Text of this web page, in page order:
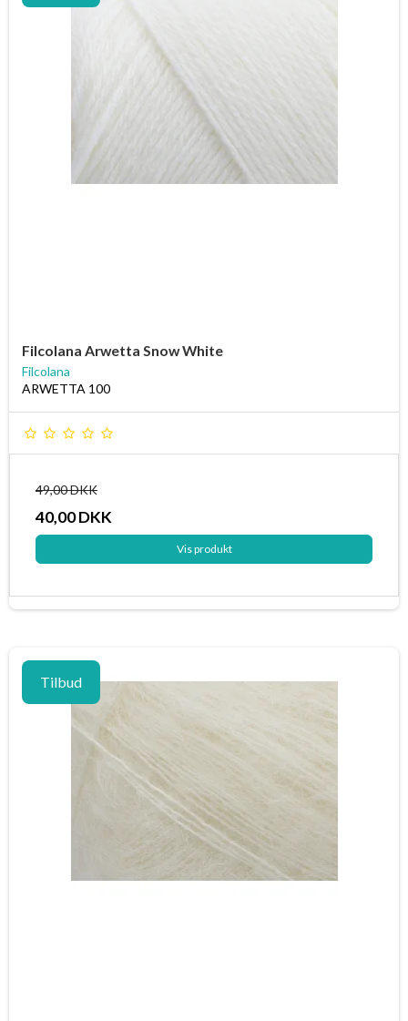
Filcolana Arwetta Snow White
Filcolana
ARWETTA 100
49,00 DKK
40,00 DKK
Vis produkt
Tilbud